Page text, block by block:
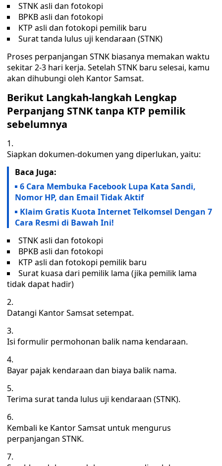
STNK asli dan fotokopi
BPKB asli dan fotokopi
KTP asli dan fotokopi pemilik baru
Surat tanda lulus uji kendaraan (STNK)
Proses perpanjangan STNK biasanya memakan waktu
sekitar 2-3 hari kerja. Setelah STNK baru selesai, kamu
akan dihubungi oleh Kantor Samsat.
Berikut Langkah-langkah Lengkap
Perpanjang STNK tanpa KTP pemilik
sebelumnya
Siapkan dokumen-dokumen yang diperlukan, yaitu:
Baca Juga:
6 Cara Membuka Facebook Lupa Kata Sandi,
Nomor HP, dan Email Tidak Aktif
Klaim Gratis Kuota Internet Telkomsel Dengan 7
Cara Resmi di Bawah Ini!
STNK asli dan fotokopi
BPKB asli dan fotokopi
KTP asli dan fotokopi pemilik baru
Surat kuasa dari pemilik lama (jika pemilik lama
tidak dapat hadir)
Datangi Kantor Samsat setempat.
Isi formulir permohonan balik nama kendaraan.
Bayar pajak kendaraan dan biaya balik nama.
Terima surat tanda lulus uji kendaraan (STNK).
Kembali ke Kantor Samsat untuk mengurus
perpanjangan STNK.